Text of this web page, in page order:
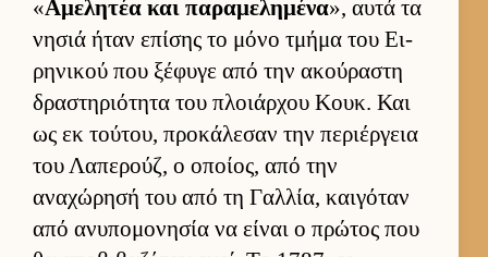
«Αμελητέα και παραμελημένα», αυτά τα
νησιά ήταν επίσης το μόνο τμήμα του Ει­
ρηνικού που ξέφυγε από την ακού­ραστη
δραστηριότητα του πλοιάρ­χου Κουκ. Και
ως εκ τού­του, προκάλεσαν την περιέρ­γεια
του Λαπερούζ, ο οποί­ος, από την
αναχώρησή του από τη Γαλ­λία, και­γόταν
από ανυπομονησία να εί­ναι ο πρώτος που